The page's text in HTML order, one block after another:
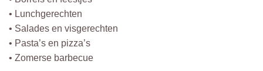
• Lunchgerechten
• Salades en visgerechten
• Pasta’s en pizza’s
• Zomerse barbecue